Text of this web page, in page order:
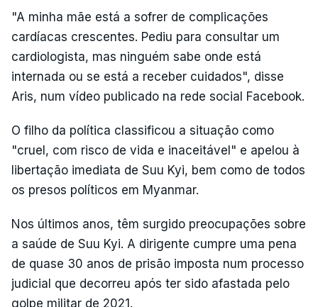
"A minha mãe está a sofrer de complicações
cardíacas crescentes. Pediu para consultar um
cardiologista, mas ninguém sabe onde está
internada ou se está a receber cuidados", disse
Aris, num vídeo publicado na rede social Facebook.
O filho da política classificou a situação como
"cruel, com risco de vida e inaceitável" e apelou à
libertação imediata de Suu Kyi, bem como de todos
os presos políticos em Myanmar.
Nos últimos anos, têm surgido preocupações sobre
a saúde de Suu Kyi. A dirigente cumpre uma pena
de quase 30 anos de prisão imposta num processo
judicial que decorreu após ter sido afastada pelo
golpe militar de 2021.